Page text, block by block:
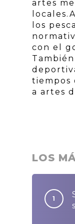
artes
los
con el
tiempos
a artes
LOS